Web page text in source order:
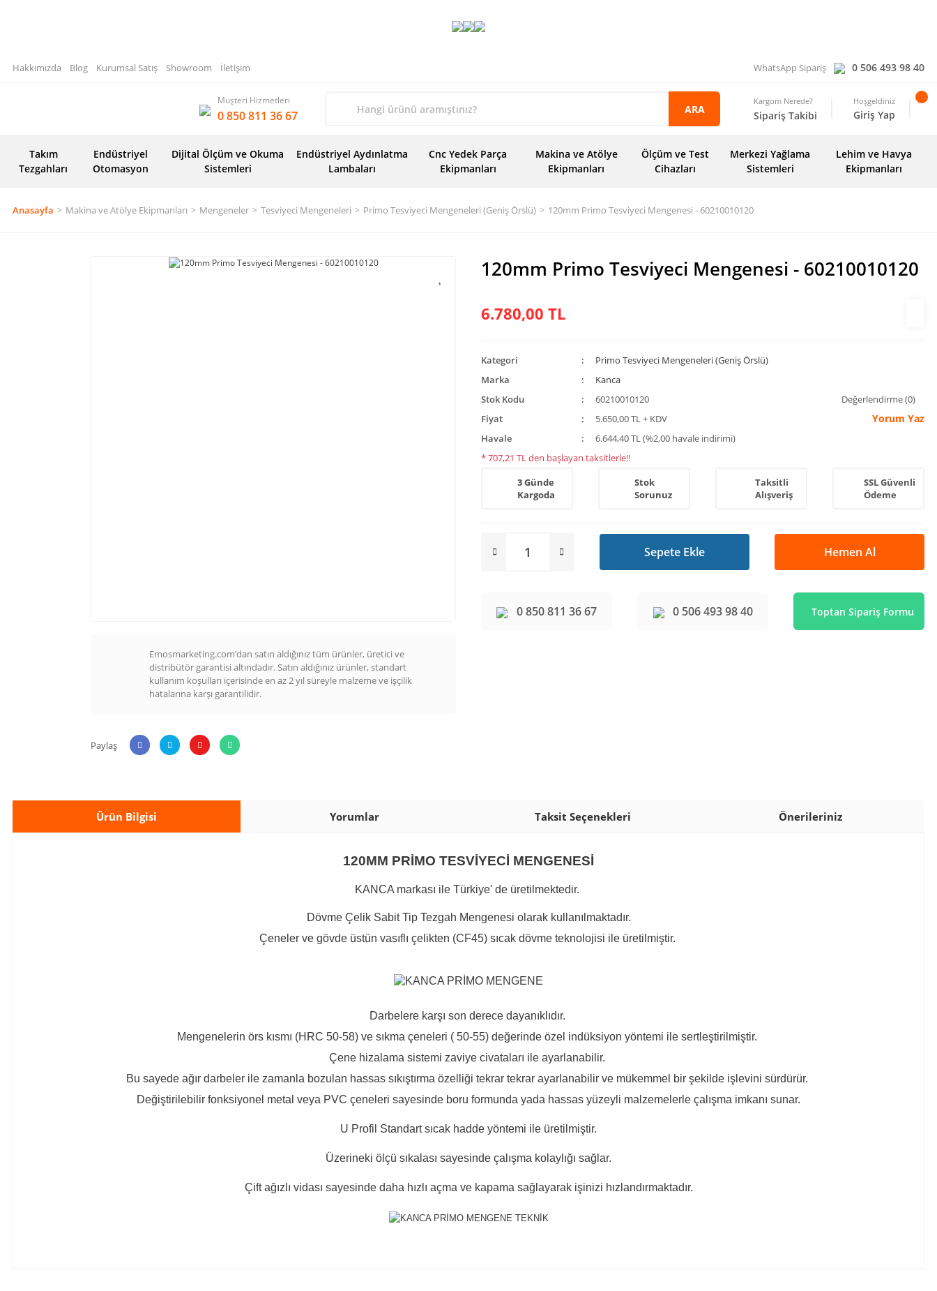
Hakkımızda Blog Kurumsal Satış Showroom İletişim WhatsApp Sipariş 0 506 493 98 40
Müşteri Hizmetleri
0 850 811 36 67 ARA
Kargom Nerede?
Sipariş Takibi
Hoşgeldiniz
Giriş Yap
Takım
Tezgahları
Endüstriyel
Otomasyon
Dijital Ölçüm ve Okuma
Sistemleri
Endüstriyel Aydınlatma
Lambaları
Cnc Yedek Parça
Ekipmanları
Makina ve Atölye
Ekipmanları
Ölçüm ve Test
Cihazları
Merkezi Yağlama
Sistemleri
Lehim ve Havya
Ekipmanları
Anasayfa Makina ve Atölye Ekipmanları Mengeneler Tesviyeci Mengeneleri Primo Tesviyeci Mengeneleri (Geniş Örslü) 120mm Primo Tesviyeci Mengenesi - 60210010120
Emosmarketing.com’dan satın aldığınız tüm ürünler, üretici ve
distribütör garantisi altındadır. Satın aldığınız ürünler, standart
kullanım koşulları içerisinde en az 2 yıl süreyle malzeme ve işçilik
hatalarına karşı garantilidir.
Paylaş
120mm Primo Tesviyeci Mengenesi - 60210010120
6.780,00 TL
Kategori
Primo Tesviyeci Mengeneleri (Geniş Örslü)
Marka
Kanca
Stok Kodu
60210010120
Fiyat
5.650,00 TL + KDV
Havale
6.644,40 TL (%2,00 havale indirimi)
* 707,21 TL den başlayan taksitlerle!!
Değerlendirme (0)
Yorum Yaz
3 Günde
Kargoda
Stok
Sorunuz
Taksitli
Alışveriş
SSL Güvenli
Ödeme
Sepete Ekle Hemen Al
0 850 811 36 67 0 506 493 98 40 Toptan Sipariş Formu
Ürün Bilgisi Yorumlar Taksit Seçenekleri Önerileriniz
120MM PRİMO TESVİYECİ MENGENESİ
KANCA markası ile Türkiye' de üretilmektedir.
Dövme Çelik Sabit Tip Tezgah Mengenesi olarak kullanılmaktadır.
Çeneler ve gövde üstün vasıflı çelikten (CF45) sıcak dövme teknolojisi ile üretilmiştir.
Darbelere karşı son derece dayanıklıdır.
Mengenelerin örs kısmı (HRC 50-58) ve sıkma çeneleri ( 50-55) değerinde özel indüksiyon yöntemi ile sertleştirilmiştir.
Çene hizalama sistemi zaviye civataları ile ayarlanabilir.
Bu sayede ağır darbeler ile zamanla bozulan hassas sıkıştırma özelliği tekrar tekrar ayarlanabilir ve mükemmel bir şekilde işlevini sürdürür.
Değiştirilebilir fonksiyonel metal veya PVC çeneleri sayesinde boru formunda yada hassas yüzeyli malzemelerle çalışma imkanı sunar.
U Profil Standart sıcak hadde yöntemi ile üretilmiştir.
Üzerineki ölçü sıkalası sayesinde çalışma kolaylığı sağlar.
Çift ağızlı vidası sayesinde daha hızlı açma ve kapama sağlayarak işinizi hızlandırmaktadır.